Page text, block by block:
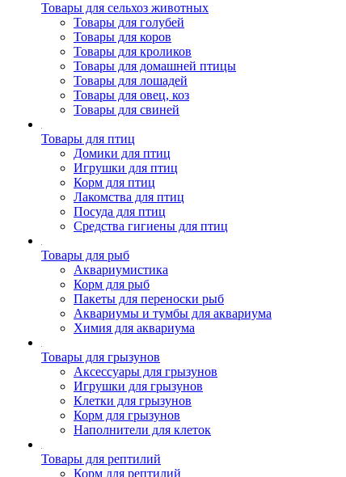
Товары для сельхоз животных
Товары для голубей
Товары для коров
Товары для кроликов
Товары для домашней птицы
Товары для лошадей
Товары для овец, коз
Товары для свиней
Товары для птиц
Домики для птиц
Игрушки для птиц
Корм для птиц
Лакомства для птиц
Посуда для птиц
Средства гигиены для птиц
Товары для рыб
Аквариумистика
Корм для рыб
Пакеты для переноски рыб
Аквариумы и тумбы для аквариума
Химия для аквариума
Товары для грызунов
Аксессуары для грызунов
Игрушки для грызунов
Клетки для грызунов
Корм для грызунов
Наполнители для клеток
Товары для рептилий
Корм для рептилий